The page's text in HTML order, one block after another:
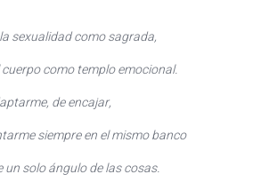
sexualidad como sagrada,
como templo emocional.
de encajar,
siempre en el mismo banco
un solo ángulo de las cosas.